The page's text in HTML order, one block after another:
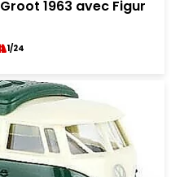
1963 avec Figur
1/24